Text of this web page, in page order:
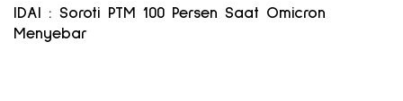
IDAI : Soroti PTM 100 Persen Saat Omicron
Menyebar